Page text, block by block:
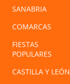
SANABRIA
COMARCAS
FIESTAS
POPULARES
CASTILLA Y LEÓN